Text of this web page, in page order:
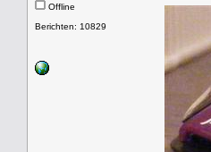
Offline
Berichten: 10829